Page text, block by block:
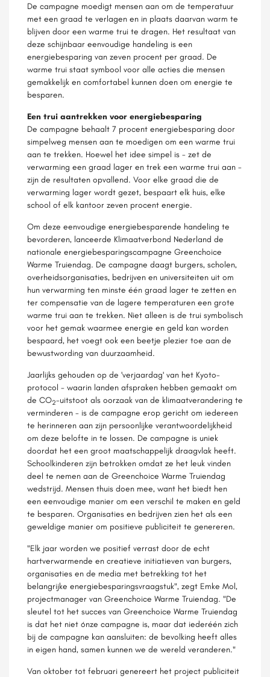
De campagne moedigt mensen aan om de temperatuur
met een graad te verlagen en in plaats daarvan warm te
blijven door een warme trui te dragen. Het resultaat van
deze schijnbaar eenvoudige handeling is een
energiebesparing van zeven procent per graad. De
warme trui staat symbool voor alle acties die mensen
gemakkelijk en comfortabel kunnen doen om energie te
besparen.
Een trui aantrekken voor energiebesparing
De campagne behaalt 7 procent energiebesparing door
simpelweg mensen aan te moedigen om een warme trui
aan te trekken. Hoewel het idee simpel is - zet de
verwarming een graad lager en trek een warme trui aan -
zijn de resultaten opvallend. Voor elke graad die de
verwarming lager wordt gezet, bespaart elk huis, elke
school of elk kantoor zeven procent energie.
Om deze eenvoudige energiebesparende handeling te
bevorderen, lanceerde Klimaatverbond Nederland de
nationale energiebesparingscampagne Greenchoice
Warme Truiendag. De campagne daagt burgers, scholen,
overheidsorganisaties, bedrijven en universiteiten uit om
hun verwarming ten minste één graad lager te zetten en
ter compensatie van de lagere temperaturen een grote
warme trui aan te trekken. Niet alleen is de trui symbolisch
voor het gemak waarmee energie en geld kan worden
bespaard, het voegt ook een beetje plezier toe aan de
bewustwording van duurzaamheid.
Jaarlijks gehouden op de 'verjaardag' van het Kyoto-
protocol - waarin landen afspraken hebben gemaakt om
de CO2-uitstoot als oorzaak van de klimaatverandering te
verminderen - is de campagne erop gericht om iedereen
te herinneren aan zijn persoonlijke verantwoordelijkheid
om deze belofte in te lossen. De campagne is uniek
doordat het een groot maatschappelijk draagvlak heeft.
Schoolkinderen zijn betrokken omdat ze het leuk vinden
deel te nemen aan de Greenchoice Warme Truiendag
wedstrijd. Mensen thuis doen mee, want het biedt hen
een eenvoudige manier om een verschil te maken en geld
te besparen. Organisaties en bedrijven zien het als een
geweldige manier om positieve publiciteit te genereren.
"Elk jaar worden we positief verrast door de echt
hartverwarmende en creatieve initiatieven van burgers,
organisaties en de media met betrekking tot het
belangrijke energiebesparingsvraagstuk", zegt Emke Mol,
projectmanager van Greenchoice Warme Truiendag. "De
sleutel tot het succes van Greenchoice Warme Truiendag
is dat het niet ónze campagne is, maar dat iederéén zich
bij de campagne kan aansluiten: de bevolking heeft alles
in eigen hand, samen kunnen we de wereld veranderen."
Van oktober tot februari genereert het project publiciteit